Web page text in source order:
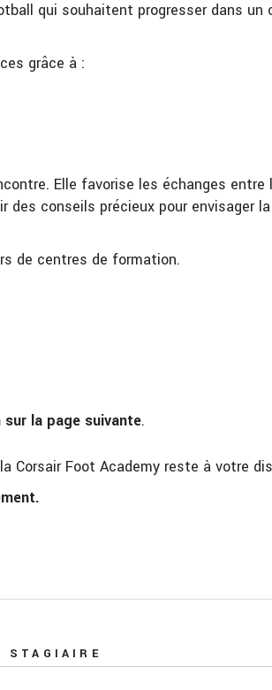
qui souhaitent progresser dans un
grâce à :
Elle favorise les échanges entre
conseils précieux pour envisager
de centres de formation.
la page suivante.
Corsair Foot Academy reste à votre
STAGIAIRE